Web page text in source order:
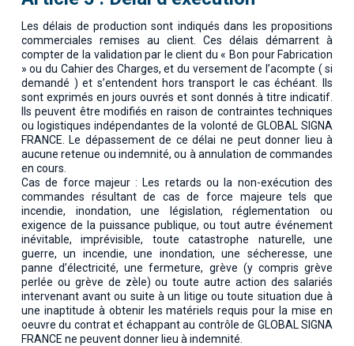
Les délais de production sont indiqués dans les propositions
commerciales remises au client. Ces délais démarrent à
compter de la validation par le client du « Bon pour Fabrication
» ou du Cahier des Charges, et du versement de l’acompte ( si
demandé ) et s’entendent hors transport le cas échéant. Ils
sont exprimés en jours ouvrés et sont donnés à titre indicatif.
Ils peuvent être modifiés en raison de contraintes techniques
ou logistiques indépendantes de la volonté de GLOBAL SIGNA
FRANCE. Le dépassement de ce délai ne peut donner lieu à
aucune retenue ou indemnité, ou à annulation de commandes
en cours.
Cas de force majeur : Les retards ou la non-exécution des
commandes résultant de cas de force majeure tels que
incendie, inondation, une législation, réglementation ou
exigence de la puissance publique, ou tout autre événement
inévitable, imprévisible, toute catastrophe naturelle, une
guerre, un incendie, une inondation, une sécheresse, une
panne d’électricité, une fermeture, grève (y compris grève
perlée ou grève de zèle) ou toute autre action des salariés
intervenant avant ou suite à un litige ou toute situation due à
une inaptitude à obtenir les matériels requis pour la mise en
oeuvre du contrat et échappant au contrôle de GLOBAL SIGNA
FRANCE ne peuvent donner lieu à indemnité.